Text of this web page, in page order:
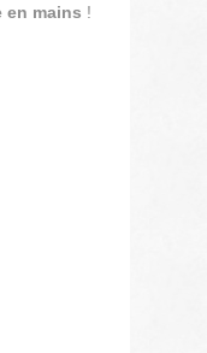
en mains !